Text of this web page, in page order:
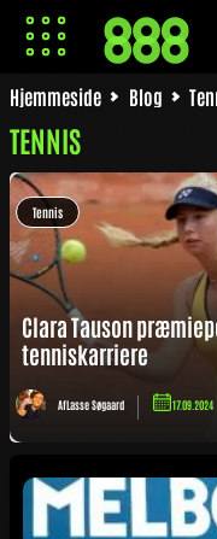
Hjemmeside Blog
TENNIS
Tennis
Clara Tauson
tenniskarriere
AfLasse Søgaard 17.09.2024